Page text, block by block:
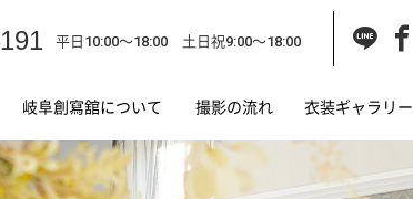
平日10:00～18:00 土日祝9:00～18:00
岐阜創寫舘について 撮影の流れ 衣装ギャラリー